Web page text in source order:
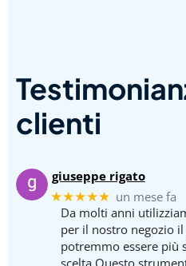
clienti
giuseppe rigato
★★★★★ un mese fa
Da molti anni
per il nostro negozio
potremmo essere più
scelta.Questo